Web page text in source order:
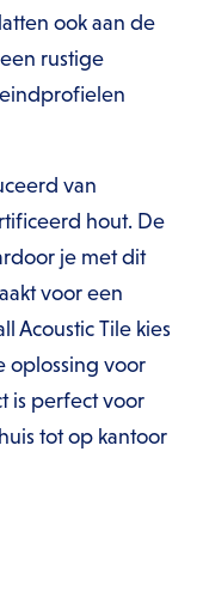
ook aan de
rustige
van
hout. De
je met dit
voor een
Acoustic Tile kies
oplossing voor
is perfect voor
tot op kantoor